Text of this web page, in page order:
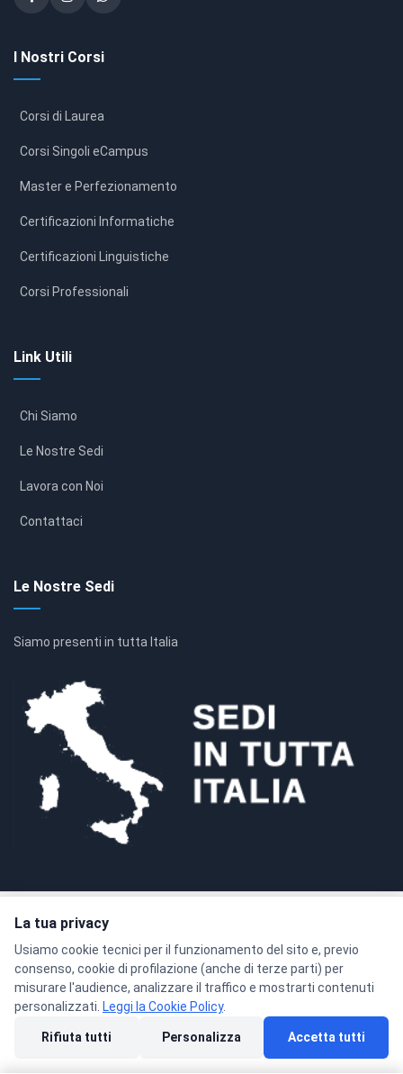
I Nostri Corsi
Corsi di Laurea
Corsi Singoli eCampus
Master e Perfezionamento
Certificazioni Informatiche
Certificazioni Linguistiche
Corsi Professionali
Link Utili
Chi Siamo
Le Nostre Sedi
Lavora con Noi
Contattaci
Le Nostre Sedi
Siamo presenti in tutta Italia
Pagamenti sicuri con crittografia SSL a 128 bit
Privacy Policy Condizioni di VenditaCookie Policy Preferenze cookie
La tua privacy
Usiamo cookie tecnici per il funzionamento del sito e, previo
consenso, cookie di profilazione (anche di terze parti) per
misurare l'audience, analizzare il traffico e mostrarti contenuti
personalizzati. Leggi la Cookie Policy.
Rifiuta tutti Personalizza Accetta tutti